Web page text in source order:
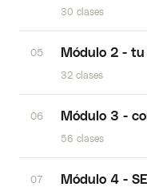
30 clases
05 Módulo 2 -
32 clases
06 Módulo 3 -
56 clases
07 Módulo 4 -